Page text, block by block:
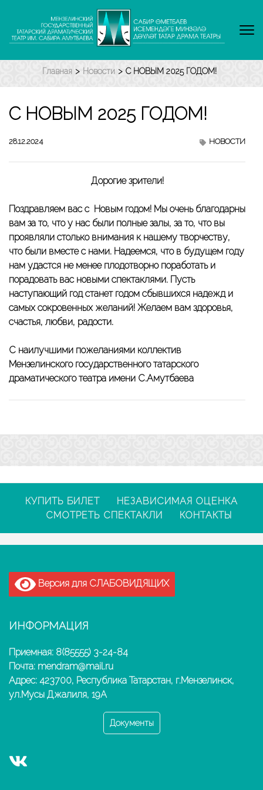
содержимому
Enter)
Главная > Новости > С НОВЫМ 2025 ГОДОМ!
С НОВЫМ 2025 ГОДОМ!
28.12.2024 НОВОСТИ
Дорогие зрители!
Поздравляем вас с Новым годом! Мы очень благодарны
вам за то, что у нас были полные залы, за то, что вы
проявляли столько внимания к нашему творчеству,
что были вместе с нами. Надеемся, что в будущем году
нам удастся не менее плодотворно поработать и
порадовать вас новыми спектаклями. Пусть
наступающий год станет годом сбывшихся надежд и
самых сокровенных желаний! Желаем вам здоровья,
счастья, любви, радости.
С наилучшими пожеланиями коллектив
Мензелинского государственного татарского
драматического театра имени С.Амутбаева
КУПИТЬ БИЛЕТ
НЕЗАВИСИМАЯ ОЦЕНКА
СМОТРЕТЬ СПЕКТАКЛИ
КОНТАКТЫ
Версия для СЛАБОВИДЯЩИХ
ИНФОРМАЦИЯ
Приемная: 8(85555) 3-24-84
Почта: mendram@mail.ru
Адрес: 423700, Республика Татарстан, г.Мензелинск,
ул.Мусы Джалиля, 19А
Документы